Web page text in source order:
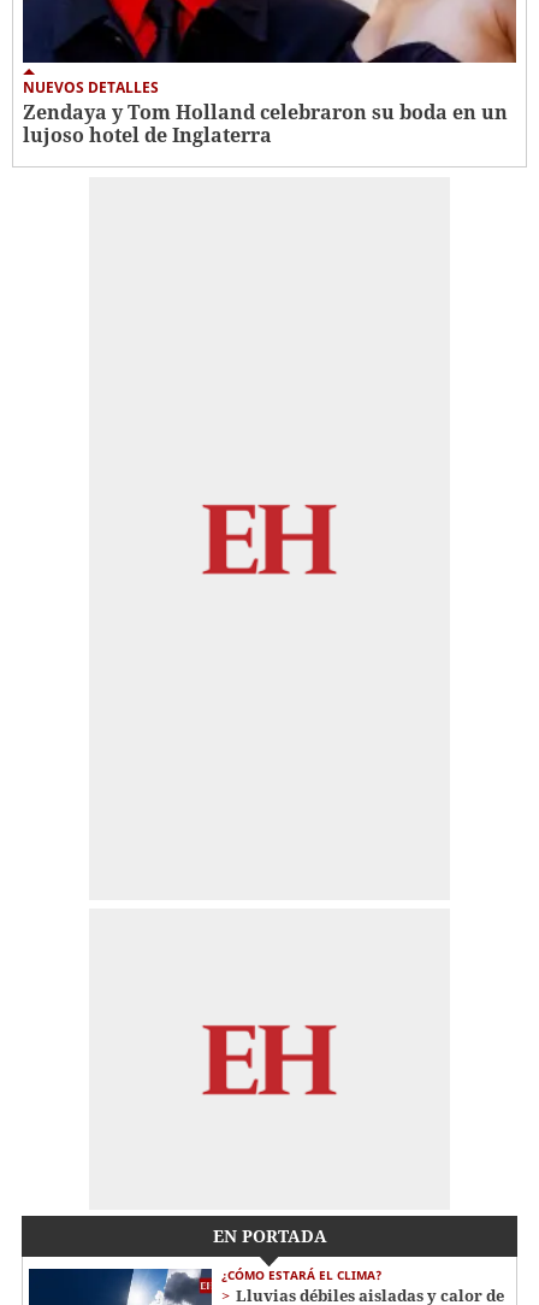
NUEVOS DETALLES
Zendaya y Tom Holland celebraron su boda en un
lujoso hotel de Inglaterra
EN PORTADA
¿CÓMO ESTARÁ EL CLIMA?
Lluvias débiles aisladas y calor de